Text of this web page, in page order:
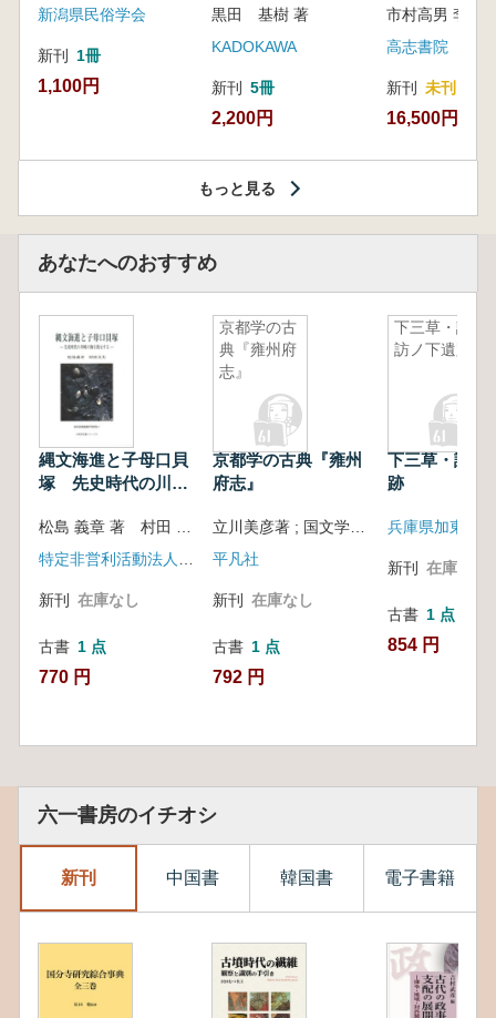
新潟県民俗学会
新刊 1冊
1,100円
黒田 基樹 著
KADOKAWA
新刊 5冊
2,200円
高志書院
新刊 未刊
16,500円
もっと見る
あなたへのおすすめ
縄文海進と子母口貝
塚 先史時代の川崎
新刊 在庫なし
古書 1 点
770 円
京都学の古
典『雍州府
志』
京都学の古典『雍州
府志』
平凡社
新刊 在庫なし
古書 1 点
792 円
下三草・諏
訪ノ下遺跡
下三草・諏訪
跡
新刊 在庫なし
古書 1 点
854 円
六一書房のイチオシ
新刊 中国書 韓国書 電子書籍